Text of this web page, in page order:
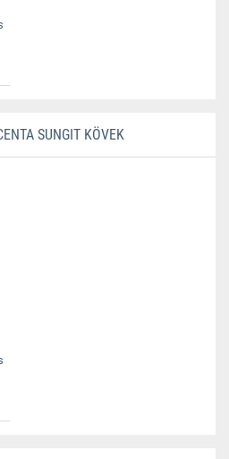
SUNGIT KÖVEK